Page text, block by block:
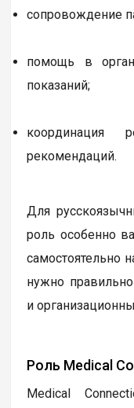
сопровождение
помощь в
показаний;
координация
рекомендаций.
Для
роль особенно
самостоятельно
нужно
и
Роль Medical
Medical